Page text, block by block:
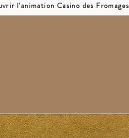
l'animation Casino des Fromages